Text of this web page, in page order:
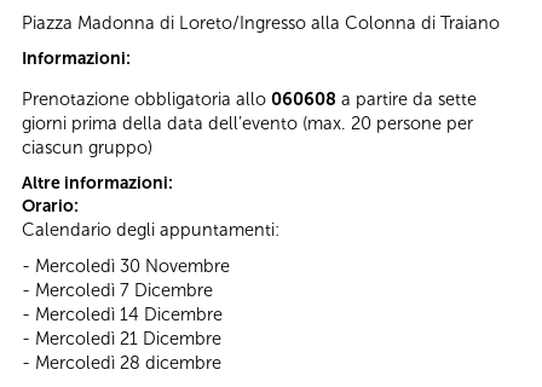
Piazza Madonna di Loreto/Ingresso alla Colonna di Traiano
Informazioni:
Prenotazione obbligatoria allo 060608 a partire da sette
giorni prima della data dell’evento (max. 20 persone per
ciascun gruppo)
Altre informazioni:
Orario:
Calendario degli appuntamenti:
- Mercoledì 30 Novembre
- Mercoledì 7 Dicembre
- Mercoledì 14 Dicembre
- Mercoledì 21 Dicembre
- Mercoledì 28 dicembre